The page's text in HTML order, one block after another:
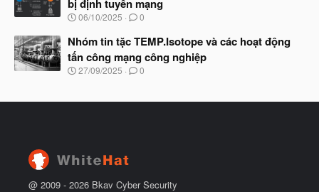
u
b
ắ
đ
ầ
u
bị định tuyến mạng
N
à
b
ắ
06/10/2025 0
Nhóm tin tặc TEMP.Isotope và các hoạt động
tấn công mạng công nghiệp
N
y
ầ
27/09/2025 0
@ 2009 - 2026 Bkav Cyber Security